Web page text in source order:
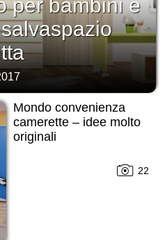
per bambini e
Mondo convenienza
camerette – idee molto
originali
22